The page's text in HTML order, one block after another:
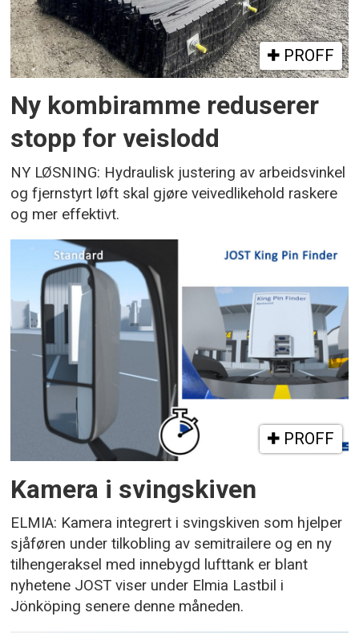
PROFF
Ny kombiramme reduserer
stopp for veislodd
NY LØSNING: Hydraulisk justering av arbeidsvinkel
og fjernstyrt løft skal gjøre veivedlikehold raskere
og mer effektivt.
PROFF
Kamera i svingskiven
ELMIA: Kamera integrert i svingskiven som hjelper
sjåføren under tilkobling av semitrailere og en ny
tilhengeraksel med innebygd lufttank er blant
nyhetene JOST viser under Elmia Lastbil i
Jönköping senere denne måneden.